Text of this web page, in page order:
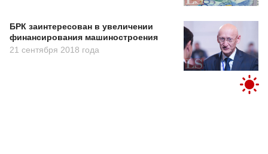
БРК заинтересован в увеличении
финансирования машиностроения
21 сентября 2018 года